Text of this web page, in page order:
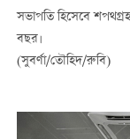
সভাপতি হিসেবে
বছর।
(সুবর্ণা/তৌহিদ/রুবি)